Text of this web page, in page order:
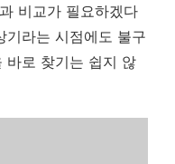
비교가 필요하겠다
기라는 시점에도 불구
바로 찾기는 쉽지 않